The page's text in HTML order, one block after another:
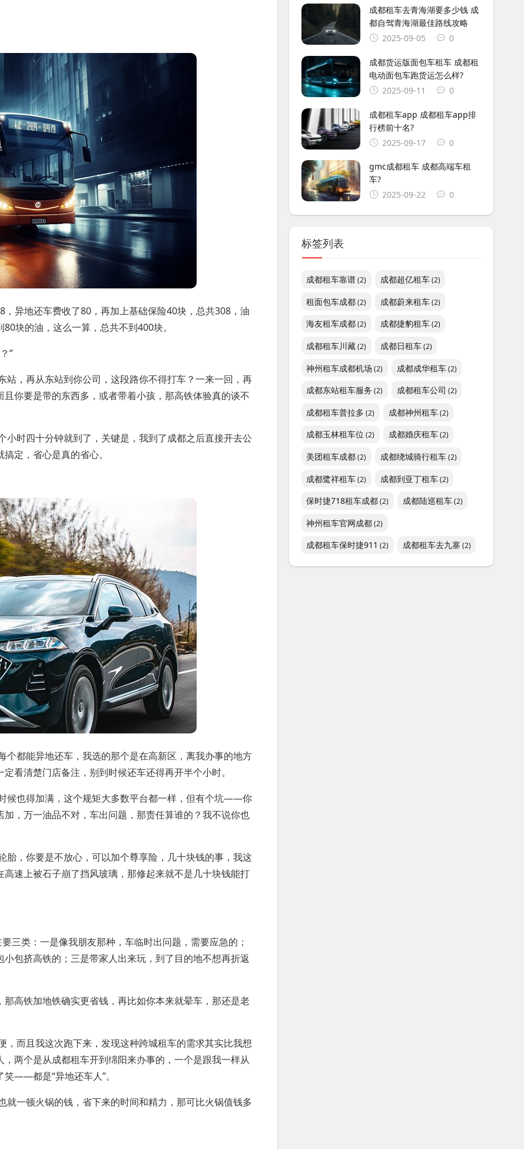
异地还车费收了80，再加上基础保险40块，总共308，油
块的油，这么一算，总共不到400块。
”
，再从东站到你公司，这段路你不得打车？一来一回，再
你要是带的东西多，或者带着小孩，那高铁体验真的谈不
时四十分钟就到了，关键是，我到了成都之后直接开去公
定，省心是真的省心。
都能异地还车，我选的那个是在高新区，离我办事的地方
看清楚门店备注，别到时候还车还得再开半个小时。
候也得加满，这个规矩大多数平台都一样，但有个坑——你
，万一油品不对，车出问题，那责任算谁的？我不说你也
，你要是不放心，可以加个尊享险，几十块钱的事，我这
速上被石子崩了挡风玻璃，那修起来就不是几十块钱能打
三类：一是像我朋友那种，车临时出问题，需要应急的；
包挤高铁的；三是带家人出来玩，到了目的地不想再折返
高铁加地铁确实更省钱，再比如你本来就晕车，那还是老
而且我这次跑下来，发现这种跨城租车的需求其实比我想
两个是从成都租车开到绵阳来办事的，一个是跟我一样从
——都是“异地还车人”。
一顿火锅的钱，省下来的时间和精力，那可比火锅值钱多
成都租车去青海湖要多少钱 成
都自驾青海湖最佳路线攻略
2025-09-05
0
成都货运版面包车租车 成都租
电动面包车跑货运怎么样?
2025-09-11
0
成都租车app 成都租车app排
行榜前十名?
2025-09-17
0
gmc成都租车 成都高端车租
车?
2025-09-22
0
标签列表
成都租车靠谱(2) 成都超亿租车(2)
租面包车成都(2) 成都蔚来租车(2)
海友租车成都(2) 成都捷豹租车(2)
成都租车川藏(2) 成都日租车(2)
神州租车成都机场 (2) 成都成华租车(2)
成都东站租车服务 (2) 成都租车公司 (2)
成都租车普拉多 (2) 成都神州租车(2)
成都玉林租车位 (2) 成都婚庆租车(2)
美团租车成都(2) 成都绕城骑行租车(2)
成都鹭祥租车(2) 成都到亚丁租车(2)
保时捷718租车成都(2) 成都陆巡租车(2)
神州租车官网成都(2)
成都租车保时捷911 (2) 成都租车去九寨 (2)